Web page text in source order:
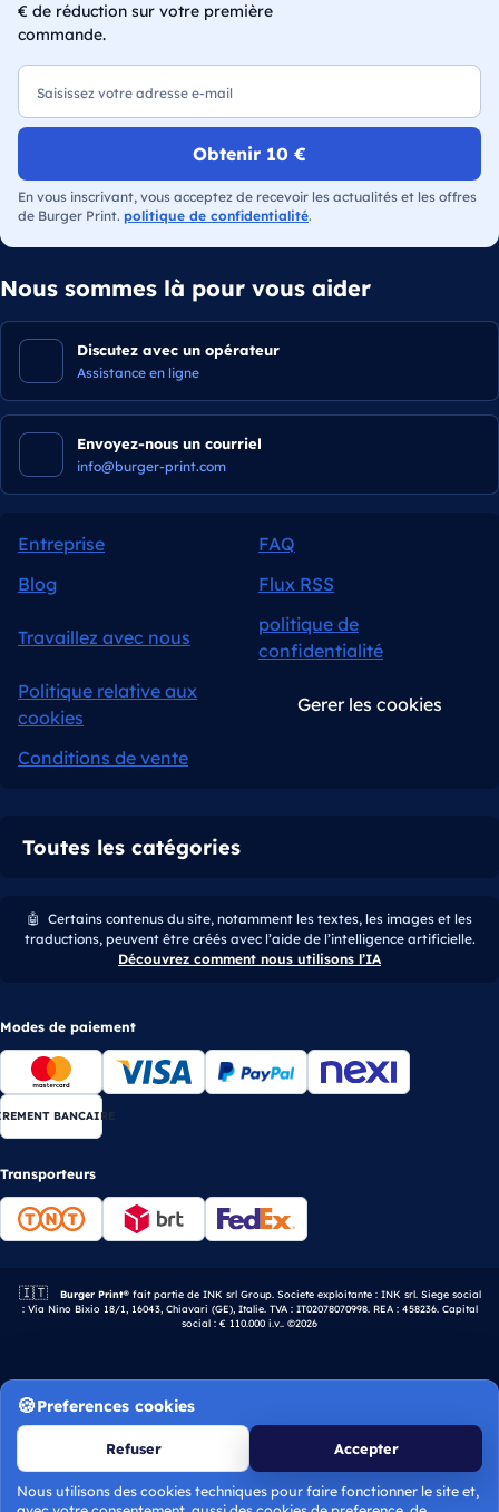
€ de réduction sur votre première
commande.
E-mail
Obtenir 10 €
En vous inscrivant, vous acceptez de recevoir les actualités et les offres
de Burger Print. politique de confidentialité.
Nous sommes là pour vous aider
Discutez avec un opérateur
Assistance en ligne
Envoyez-nous un courriel
info@burger-print.com
Entreprise
FAQ
Blog
Flux RSS
Travaillez avec nous
politique de
confidentialité
Politique relative aux
cookies
Gerer les cookies
Conditions de vente
Toutes les catégories
🤖 Certains contenus du site, notamment les textes, les images et les
traductions, peuvent être créés avec l’aide de l’intelligence artificielle.
Découvrez comment nous utilisons l’IA
Modes de paiement
BANCAIRE
Transporteurs
🇮🇹 Entreprise italienne.
Burger Print®fait partie de INK srl Group. Societe exploitante : INK srl. Siege social
: Via Nino Bixio 18/1, 16043, Chiavari (GE), Italie. TVA : IT02078070998. REA : 458236. Capital
social : € 110.000 i.v.. ©2026
Preferences cookies
Refuser Accepter
Nous utilisons des cookies techniques pour faire fonctionner le site et,